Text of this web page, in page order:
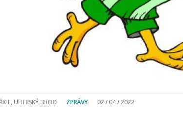
UHERSKÝ BROD ZPRÁVY 02 / 04 / 2022